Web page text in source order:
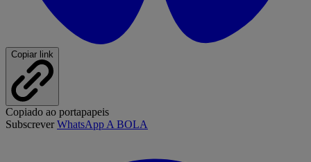
Copiar link
Copiado ao portapapeis
SubscreverWhatsApp A BOLA